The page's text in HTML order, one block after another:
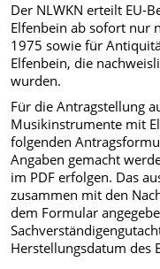
Der NLWKN erteilt EU-
Elfenbein ab sofort nur
1975 sowie für
Elfenbein, die
wurden.
Für die Antragstellung
Musikinstrumente mit
folgenden
Angaben gemacht
im PDF erfolgen. Das
zusammen mit den
dem Formular
Herstellungsdatum des